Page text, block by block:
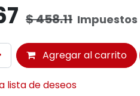
$458.11
Agregar al carrito
lista de deseos